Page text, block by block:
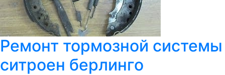
Ремонт тормозной системы
ситроен берлинго